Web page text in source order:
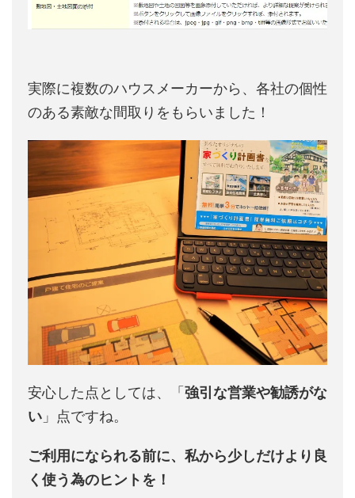
実際に複数のハウスメーカーから、各社の個性
のある素敵な間取りをもらいました！
安心した点としては、「強引な営業や勧誘がな
い 」点ですね。
ご利用になられる前に、私から少しだけより良
く使う為のヒントを！